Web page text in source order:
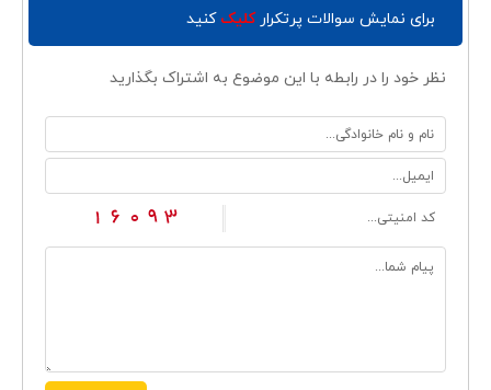
برای نمایش سوالات پرتکرارکلیک کنید
نظر خود را در رابطه با این موضوع به اشتراک بگذارید